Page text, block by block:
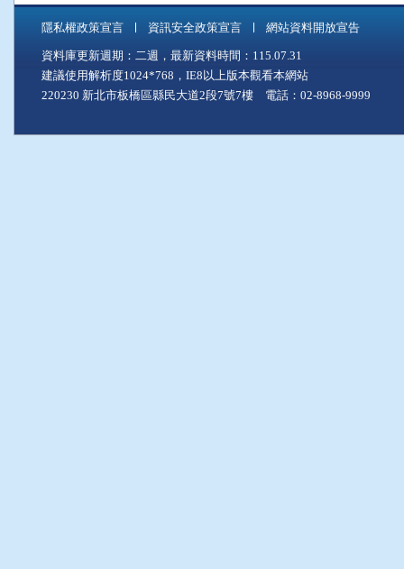
隱私權政策宣言 資訊安全政策宣言 網站資料開放宣告
資料庫更新週期：二週，最新資料時間：115.07.31
建議使用解析度1024*768，IE8以上版本觀看本網站
220230 新北市板橋區縣民大道2段7號7樓 電話：02-8968-9999